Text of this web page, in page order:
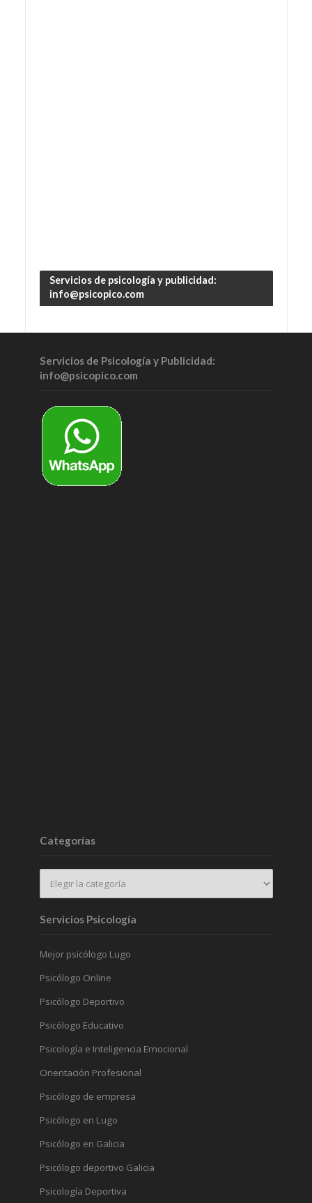
Servicios de psicología y publicidad:
info@psicopico.com
Servicios de Psicología y Publicidad:
info@psicopico.com
Categorías
Servicios Psicología
Mejor psicólogo Lugo
Psicólogo Online
Psicólogo Deportivo
Psicólogo Educativo
Psicología e Inteligencia Emocional
Orientación Profesional
Psicólogo de empresa
Psicólogo en Lugo
Psicólogo en Galicia
Psicólogo deportivo Galicia
Psicología Deportiva